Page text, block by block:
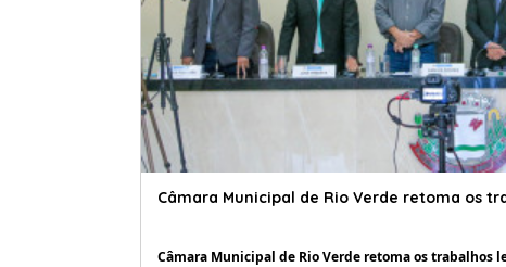
Câmara Municipal de Rio Verde retoma os
Câmara Municipal de Rio Verde retoma os trabalhos